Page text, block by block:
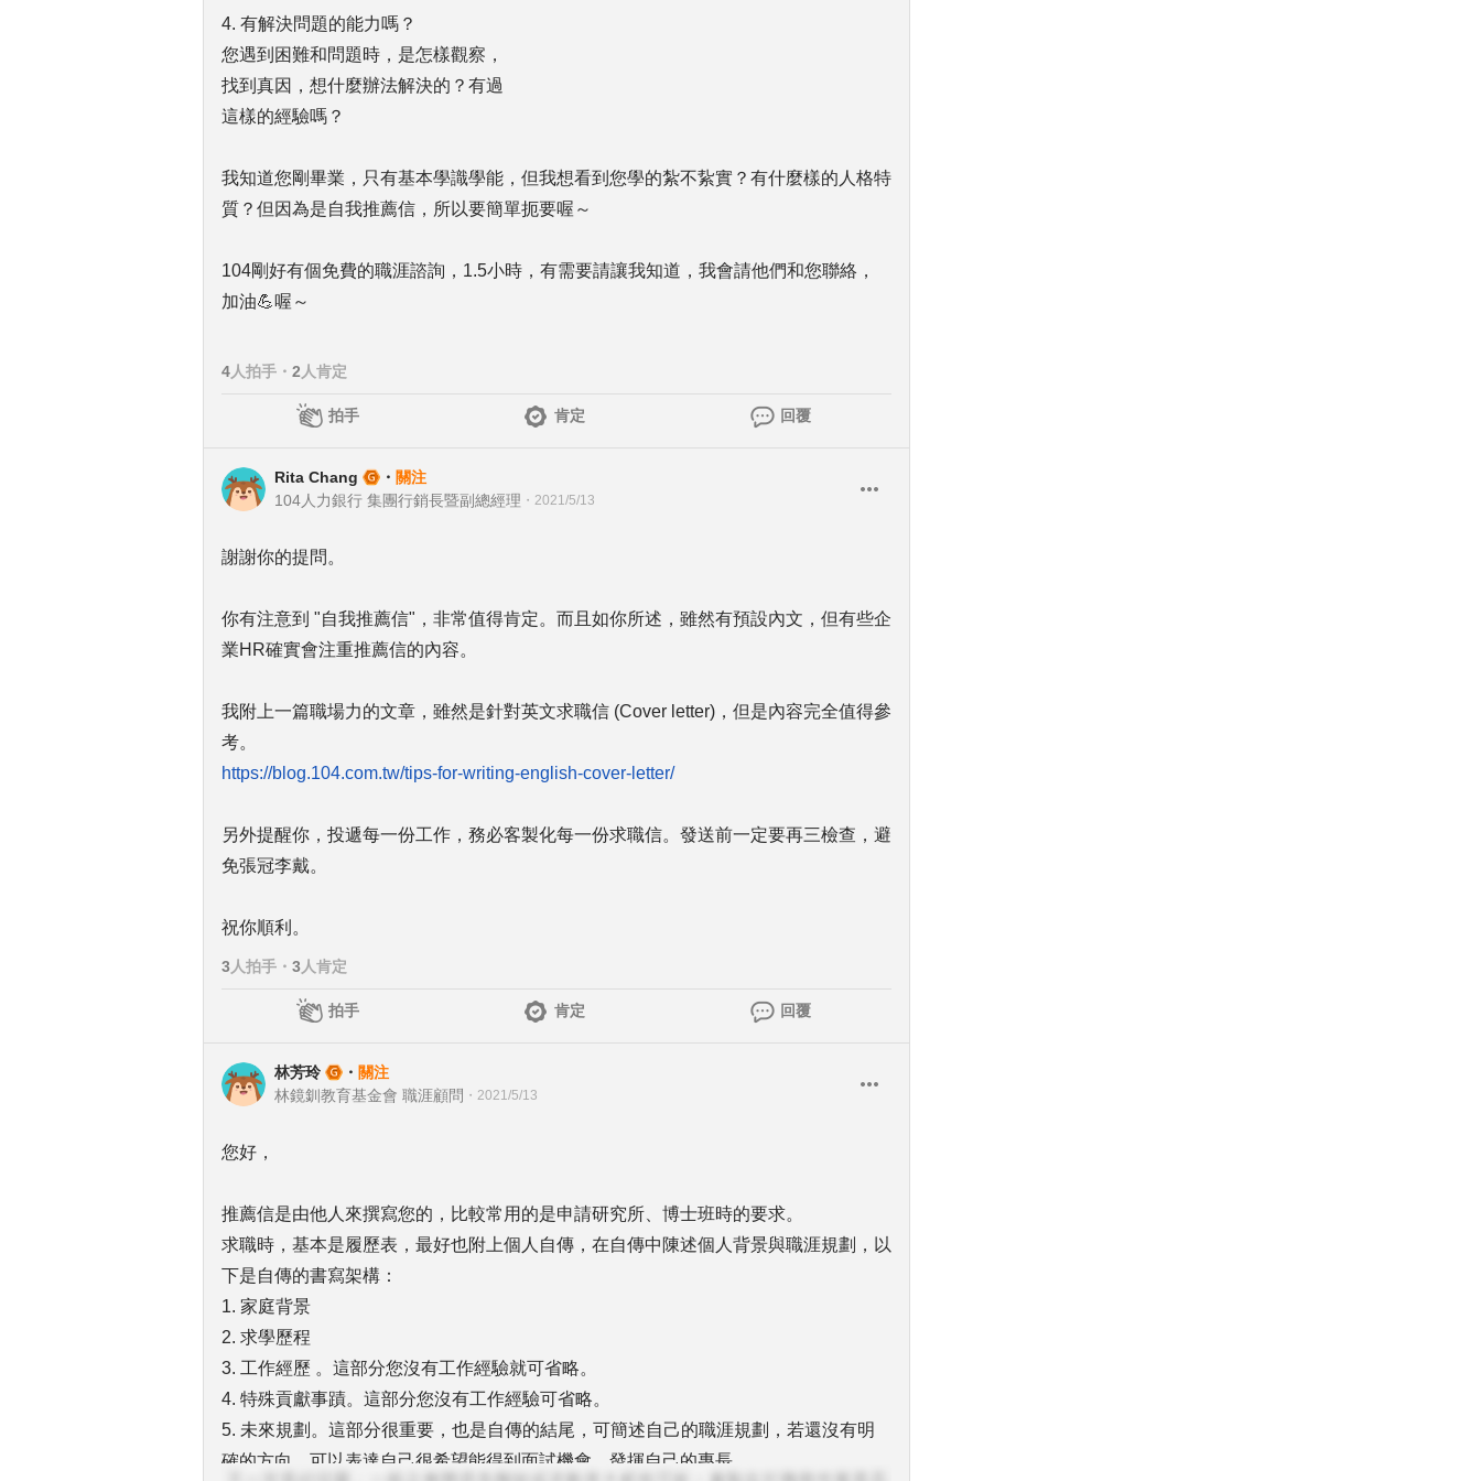
4. 有解決問題的能力嗎？
您遇到困難和問題時，是怎樣觀察，
找到真因，想什麼辦法解決的？有過
這樣的經驗嗎？
我知道您剛畢業，只有基本學識學能，但我想看到您學的紮不紥實？有什麼樣的人格特
質？但因為是自我推薦信，所以要簡單扼要喔～
104剛好有個免費的職涯諮詢，1.5小時，有需要請讓我知道，我會請他們和您聯絡，
加油💪喔～
4人拍手 ・ 2 人肯定
拍手 肯定 回覆
Rita Chang ・ 關注
104人力銀行 集團行銷長暨副總經理 ・ 2021/5/13
謝謝你的提問。
你有注意到 "自我推薦信"，非常值得肯定。而且如你所述，雖然有預設內文，但有些企
業HR確實會注重推薦信的內容。
我附上一篇職場力的文章，雖然是針對英文求職信 (Cover letter)，但是內容完全值得參
考。
https://blog.104.com.tw/tips-for-writing-english-cover-letter/
另外提醒你，投遞每一份工作，務必客製化每一份求職信。發送前一定要再三檢查，避
免張冠李戴。
祝你順利。
3人拍手 ・ 3人肯定
拍手 肯定 回覆
林芳玲 ・ 關注
林鏡釧教育基金會 職涯顧問 ・ 2021/5/13
您好，
推薦信是由他人來撰寫您的，比較常用的是申請研究所、博士班時的要求。
求職時，基本是履歷表，最好也附上個人自傳，在自傳中陳述個人背景與職涯規劃，以
下是自傳的書寫架構：
1. 家庭背景
2. 求學歷程
3. 工作經歷 。這部分您沒有工作經驗就可省略。
4. 特殊貢獻事蹟。這部分您沒有工作經驗可省略。
5. 未來規劃。這部分很重要，也是自傳的結尾，可簡述自己的職涯規劃，若還沒有明
確的方向，可以表達自己很希望能得到面試機會，發揮自己的專長。